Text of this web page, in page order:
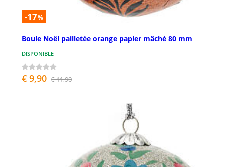
-17%
Boule Noël pailletée orange papier mâché 80 mm
DISPONIBLE
€ 9,90 € 11,90